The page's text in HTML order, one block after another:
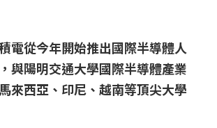
電從今年開始推出國際半導體人
與陽明交通大學國際半導體產業
來西亞、印尼、越南等頂尖大學